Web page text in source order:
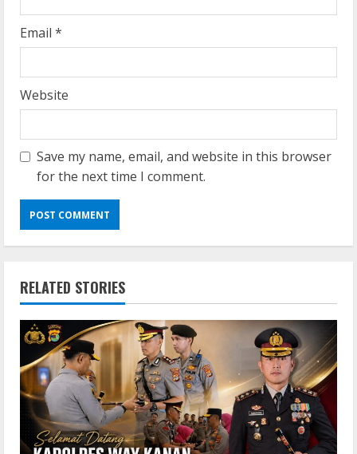
Email *
Website
Save my name, email, and website in this browser
for the next time I comment.
RELATED STORIES